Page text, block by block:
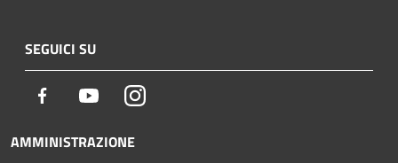
SEGUICI SU
Facebook YoutubeInstagram
AMMINISTRAZIONE